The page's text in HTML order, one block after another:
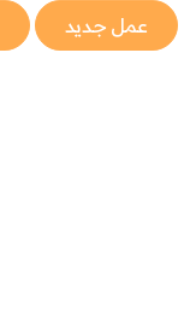
عمل جديد